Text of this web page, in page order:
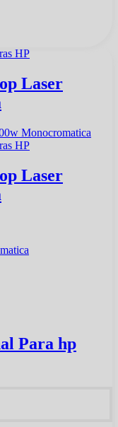
HP
Laser
HP
Laser
Para hp